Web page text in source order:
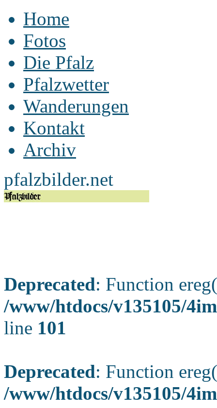
Home
Fotos
Die Pfalz
Pfalzwetter
Wanderungen
Kontakt
Archiv
pfalzbilder.net
Deprecated: Function
/www/htdocs/v135105/
line 101
Deprecated: Function
/www/htdocs/v135105/